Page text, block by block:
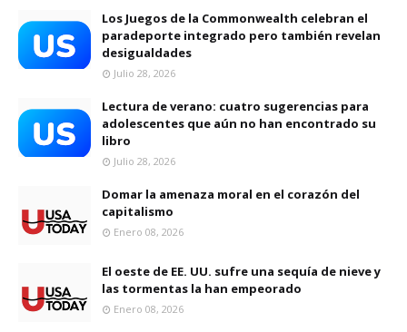
Los Juegos de la Commonwealth celebran el
paradeporte integrado pero también revelan
desigualdades
Julio 28, 2026
Lectura de verano: cuatro sugerencias para
adolescentes que aún no han encontrado su
libro
Julio 28, 2026
Domar la amenaza moral en el corazón del
capitalismo
Enero 08, 2026
El oeste de EE. UU. sufre una sequía de nieve y
las tormentas la han empeorado
Enero 08, 2026